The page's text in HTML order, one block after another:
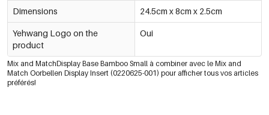
Dimensions 24.5cm x 8cm x 2.5cm
Yehwang Logo on the
product
Oui
Mix and MatchDisplay Base Bamboo Small à combiner avec le Mix and
Match Oorbellen Display Insert (0220625-001) pour afficher tous vos articles
préférés!